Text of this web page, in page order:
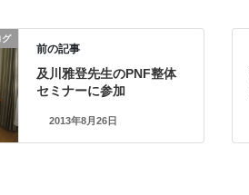
グ
前の記事
及川雅登先生のPNF整体
セミナーに参加
2013年8月26日